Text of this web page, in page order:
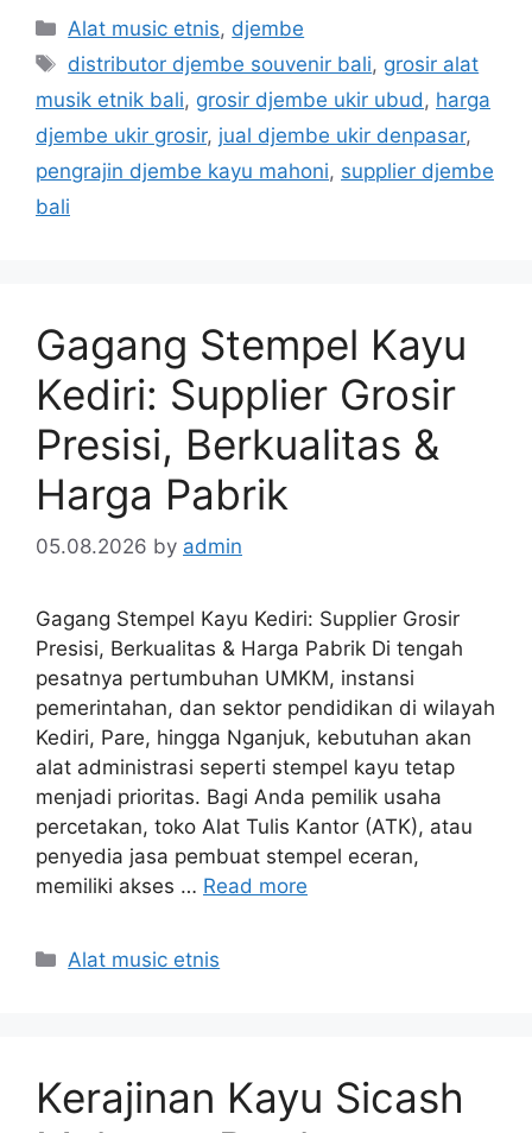
Categories
Alat music etnis, djembe
Tags
distributor djembe souvenir bali, grosir alat
musik etnik bali, grosir djembe ukir ubud , harga
djembe ukir grosir, jual djembe ukir denpasar,
pengrajin djembe kayu mahoni, supplier djembe
bali
Gagang Stempel Kayu
Kediri: Supplier Grosir
Presisi, Berkualitas &
Harga Pabrik
05.08.2026 by admin
Gagang Stempel Kayu Kediri: Supplier Grosir
Presisi, Berkualitas & Harga Pabrik Di tengah
pesatnya pertumbuhan UMKM, instansi
pemerintahan, dan sektor pendidikan di wilayah
Kediri, Pare, hingga Nganjuk, kebutuhan akan
alat administrasi seperti stempel kayu tetap
menjadi prioritas. Bagi Anda pemilik usaha
percetakan, toko Alat Tulis Kantor (ATK), atau
penyedia jasa pembuat stempel eceran,
memiliki akses … Read more
Categories
Alat music etnis
Kerajinan Kayu Sicash